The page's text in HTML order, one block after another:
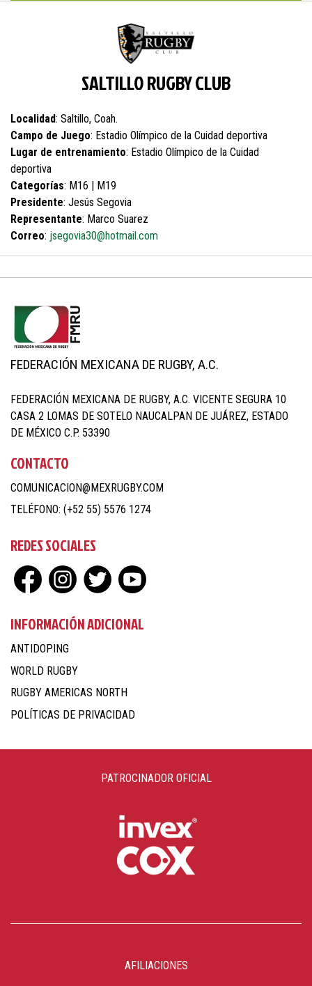
SALTILLO RUGBY CLUB
Localidad: Saltillo, Coah.
Campo de Juego: Estadio Olímpico de la Cuidad deportiva
Lugar de entrenamiento: Estadio Olímpico de la Cuidad
deportiva
Categorías: M16 | M19
Presidente: Jesús Segovia
Representante: Marco Suarez
Correo: jsegovia30@hotmail.com
INFORMACIÓN ADICIONAL
ANTIDOPING
WORLD RUGBY
RUGBY AMERICAS NORTH
POLÍTICAS DE PRIVACIDAD
CONTACTO
COMUNICACION@MEXRUGBY.COM
TELÉFONO: (+52 55) 5576 1274
REDES SOCIALES
FEDERACIÓN MEXICANA DE RUGBY, A.C.
FEDERACIÓN MEXICANA DE RUGBY, A.C. VICENTE SEGURA 10
CASA 2 LOMAS DE SOTELO NAUCALPAN DE JUÁREZ, ESTADO
DE MÉXICO C.P. 53390
PATROCINADOR OFICIAL
AFILIACIONES